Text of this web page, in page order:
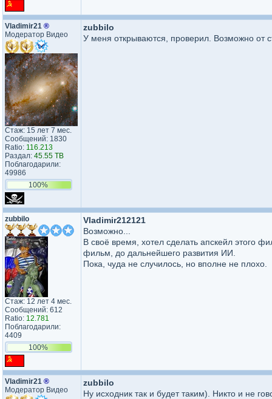
Vladimir21 ®
Модератор Видео
Стаж: 15 лет 7 мес.
Сообщений: 1830
Ratio: 116.213
Раздал: 45.55 TB
Поблагодарили:
49986
100%
zubbilo
У меня открываются, проверил. Возможно от
zubbilo
Стаж: 12 лет 4 мес.
Сообщений: 612
Ratio: 12.781
Поблагодарили:
4409
100%
Vladimir212121
Возможно...
В своё время, хотел сделать апскейл этого
фильм, до дальнейшего развития ИИ.
Пока, чуда не случилось, но вполне не плохо.
Vladimir21 ®
Модератор Видео
zubbilo
Ну исходник так и будет таким). Никто и не